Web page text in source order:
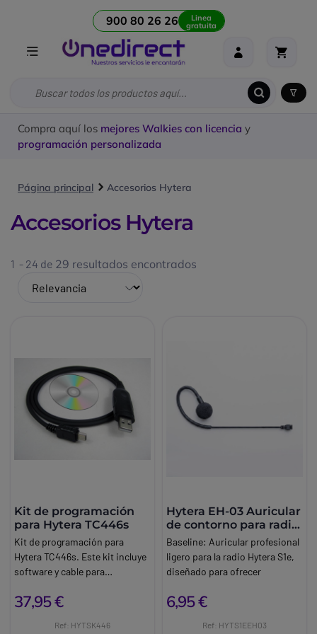
900 80 26 26 Linea
gratuita
Compra aquí los mejores Walkies con licencia y
programación personalizada
Página principal Accesorios Hytera
Accesorios Hytera
1 - 24 de 29 resultados encontrados
Kit de programación
para Hytera TC446s
Kit de programación para
Hytera TC446s. Este kit incluye
software y cable para
radios Hytera TC446S de
para ajustar frecuencias,
37,95 €
Ref: HYTSK446
Hytera EH-03 Auricular
de contorno para radio
S1e
Baseline: Auricular profesional
ligero para la radio Hytera S1e,
diseñado para ofrecer
cómodas y eficaces durante
Hytera
6,95 €
Ref: HYTS1EEH03